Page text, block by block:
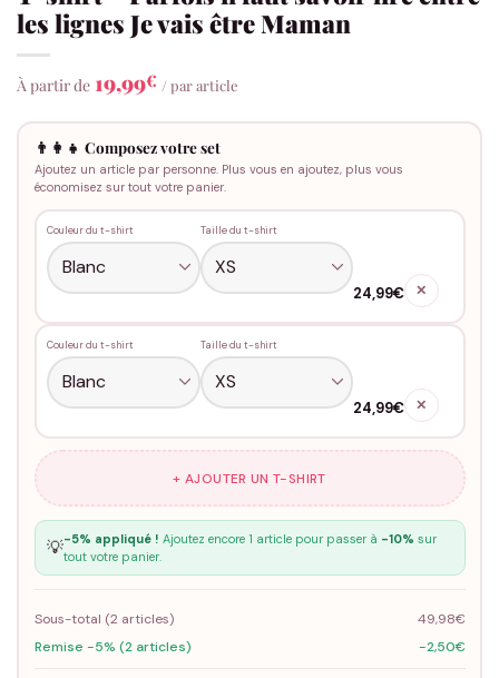
les lignes Je vais être Maman
À partir de 19,99€ / par article
👨‍👩‍👧 Composez votre set
Ajoutez un article par personne. Plus vous en ajoutez, plus vous
économisez sur tout votre panier.
Couleur du t-shirt Taille du t-shirt
24,99€ ✕
Couleur du t-shirt Taille du t-shirt
24,99€ ✕
+ AJOUTER UN T-SHIRT
💡-5% appliqué ! Ajoutez encore 1 article pour passer à -10% sur
tout votre panier.
Sous-total (2articles)
49,98€
Remise -5% (2 articles)
-2,50€